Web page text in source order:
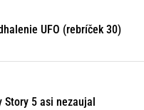
UFO (rebríček 30)
Story 5 asi nezaujal